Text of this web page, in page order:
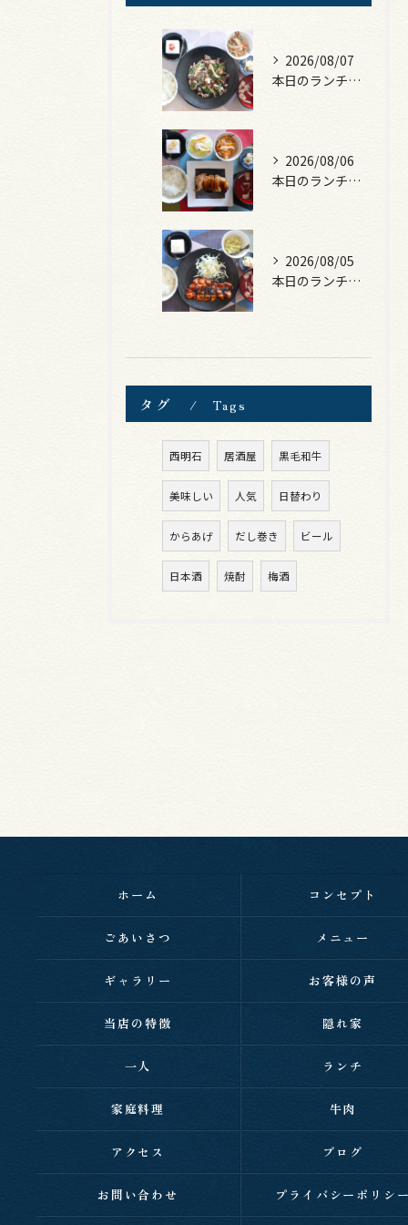
2026/08/07
本日のランチは、黒毛和牛のチャプチェ！
2026/08/06
本日のランチは、照焼きチキン！
2026/08/05
本日のランチは、ロース豚カツ梅はさみ！
タグ Tags
西明石 居酒屋 黒毛和牛
美味しい 人気 日替わり
からあげ だし巻き ビール
日本酒 焼酎 梅酒
ホーム コンセプト
ごあいさつ メニュー
ギャラリー お客様の声
当店の特徴 隠れ家
一人 ランチ
家庭料理 牛肉
アクセス ブログ
お問い合わせ プライバシーポリシ